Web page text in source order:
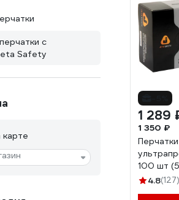
с
Safety
1 289
1 350 ₽
100 шт
10/XL
4.8(127)